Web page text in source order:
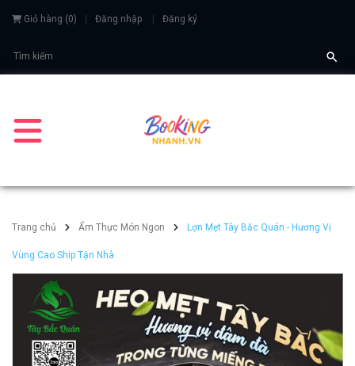
Giỏ hàng (0) Đăng nhập Đăng ký
Trang chủ Ẩm Thực Món Ngon Lợn Mẹt Tây Bắc Quán - Hương Vị
Vùng Cao Ship Tận Nhà